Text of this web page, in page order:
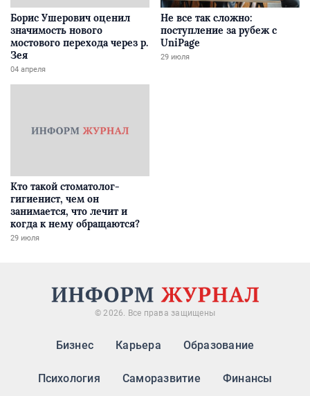
Борис Ушерович оценил
значимость нового
мостового перехода через р.
Зея
04 апреля
Не все так сложно:
поступление за рубеж с
UniPage
29 июля
Кто такой стоматолог-
гигиенист, чем он
занимается, что лечит и
когда к нему обращаются?
29 июля
© 2026. Все права защищены
Бизнес Карьера Образование
Психология Саморазвитие Финансы